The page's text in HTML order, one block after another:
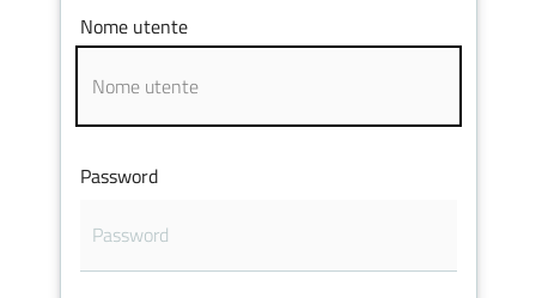
Vivere
Casalfiumanese
5x1000
Nome utente
Password